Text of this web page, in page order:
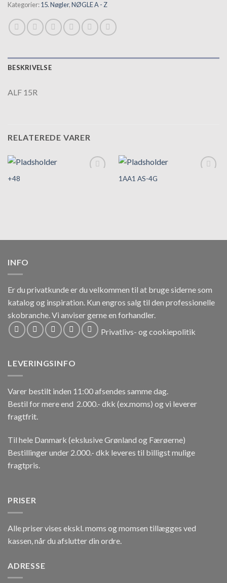
Kategorier:15. Nøgler,NØGLE A - Z
BESKRIVELSE
ALF 15R
RELATEREDE VARER
+48 1AA1 AS-4G
INFO
Er du privatkunde er du velkommen til at bruge siderne som
katalog og inspiration. Kun engros salg til den professionelle
skobranche.Vi anviser gerne en forhandler.
Privatlivs- og cookiepolitik
LEVERINGSINFO
Varer bestilt inden 11:00 afsendes samme dag.
Bestil for mere end 2.000.- dkk (ex.moms) og vi leverer
fragtfrit.
Til hele Danmark (ekslusive Grønland og Færøerne)
Bestillinger under 2.000.- dkk leveres til billigst mulige
fragtpris.
PRISER
Alle priser vises ekskl. moms og momsen tillægges ved
kassen, når du afslutter din ordre.
ADRESSE